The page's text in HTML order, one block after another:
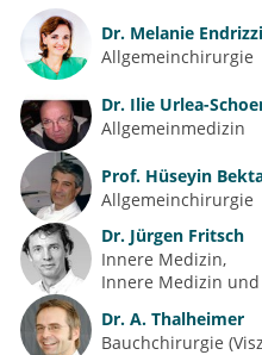
Dr. Melanie Endrizzi
Allgemeinchirurgie
Dr. Ilie Urlea-
Allgemeinmedizin
Prof. Hüseyin
Allgemeinchirurgie
Dr. Jürgen Fritsch
Innere Medizin
Innere Medizin
Dr. A. Thalheimer
Bauchchirurgie